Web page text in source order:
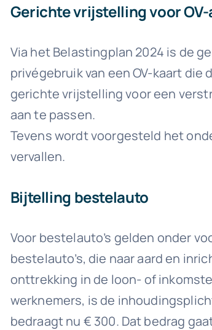
Gerichte vrijstelling voor
Via het Belastingplan 2024 is de
privégebruik van een OV-kaart
gerichte vrijstelling voor een
aan te passen.
Tevens wordt voorgesteld het
vervallen.
Bijtelling bestelauto
Voor bestelauto’s gelden onder
bestelauto’s, die naar aard en
onttrekking in de loon- of
werknemers, is de
bedraagt nu € 300. Dat bedrag